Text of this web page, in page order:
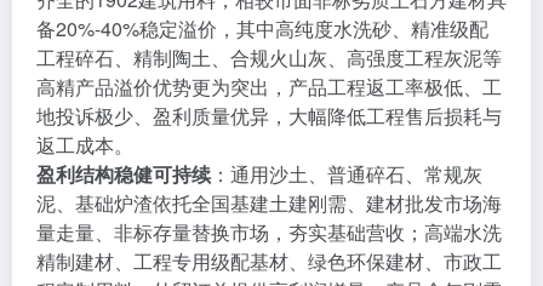
备20%-40%稳定溢价，其中高纯度水洗砂、精准级配
工程碎石、精制陶土、合规火山灰、高强度工程灰泥等
高精产品溢价优势更为突出，产品工程返工率极低、工
地投诉极少、盈利质量优异，大幅降低工程售后损耗与
返工成本。
盈利结构稳健可持续 ：通用沙土、普通碎石、常规灰
泥、基础炉渣依托全国基建土建刚需、建材批发市场海
量走量、非标存量替换市场，夯实基础营收；高端水洗
精制建材、工程专用级配基材、绿色环保建材、市政工